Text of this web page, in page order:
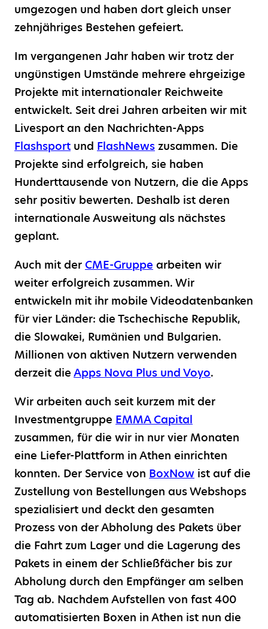
umgezogen und haben dort gleich unser
zehnjähriges Bestehen gefeiert.
Im vergangenen Jahr haben wir trotz der
ungünstigen Umstände mehrere ehrgeizige
Projekte mit internationaler Reichweite
entwickelt. Seit drei Jahren arbeiten wir mit
Livesport an den Nachrichten-Apps
Flashsport und FlashNews zusammen. Die
Projekte sind erfolgreich, sie haben
Hunderttausende von Nutzern, die die Apps
sehr positiv bewerten. Deshalb ist deren
internationale Ausweitung als nächstes
geplant.
Auch mit der CME-Gruppe arbeiten wir
weiter erfolgreich zusammen. Wir
entwickeln mit ihr mobile Videodatenbanken
für vier Länder: die Tschechische Republik,
die Slowakei, Rumänien und Bulgarien.
Millionen von aktiven Nutzern verwenden
derzeit die Apps Nova Plus und Voyo.
Wir arbeiten auch seit kurzem mit der
Investmentgruppe EMMA Capital
zusammen, für die wir in nur vier Monaten
eine Liefer-Plattform in Athen einrichten
konnten. Der Service von BoxNow ist auf die
Zustellung von Bestellungen aus Webshops
spezialisiert und deckt den gesamten
Prozess von der Abholung des Pakets über
die Fahrt zum Lager und die Lagerung des
Pakets in einem der Schließfächer bis zur
Abholung durch den Empfänger am selben
Tag ab. Nachdem Aufstellen von fast 400
automatisierten Boxen in Athen ist nun die